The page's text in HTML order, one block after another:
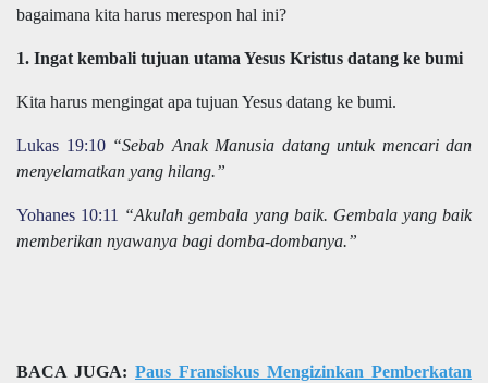
bagaimana kita harus merespon hal ini?
1. Ingat kembali tujuan utama Yesus Kristus datang ke bumi
Kita harus mengingat apa tujuan Yesus datang ke bumi.
Lukas 19:10 “Sebab Anak Manusia datang untuk mencari dan
menyelamatkan yang hilang.”
Yohanes 10:11 “Akulah gembala yang baik. Gembala yang baik
memberikan nyawanya bagi domba-dombanya.”
BACA JUGA: Paus Fransiskus Mengizinkan Pemberkatan